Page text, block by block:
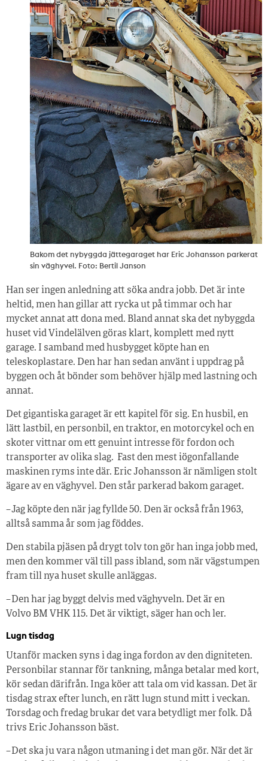
Bakom det nybyggda jättegaraget har Eric Johansson parkerat
sin väghyvel. Foto: Bertil Janson
Han ser ingen anledning att söka andra jobb. Det är inte
heltid, men han gillar att rycka ut på timmar och har
mycket annat att dona med. Bland annat ska det nybyggda
huset vid Vindelälven göras klart, komplett med nytt
garage. I samband med husbygget köpte han en
teleskoplastare. Den har han sedan använt i uppdrag på
byggen och åt bönder som behöver hjälp med lastning och
annat.
Det gigantiska garaget är ett kapitel för sig. En husbil, en
lätt lastbil, en personbil, en traktor, en motorcykel och en
skoter vittnar om ett genuint intresse för fordon och
transporter av olika slag. Fast den mest iögonfallande
maskinen ryms inte där. Eric Johansson är nämligen stolt
ägare av en väghyvel. Den står parkerad bakom garaget.
– Jag köpte den när jag fyllde 50. Den är också från 1963,
alltså samma år som jag föddes.
Den stabila pjäsen på drygt tolv ton gör han inga jobb med,
men den kommer väl till pass ibland, som när vägstumpen
fram till nya huset skulle anläggas.
– Den har jag byggt delvis med väghyveln. Det är en
Volvo BM VHK 115. Det är viktigt, säger han och ler.
Lugn tisdag
Utanför macken syns i dag inga fordon av den digniteten.
Personbilar stannar för tankning, många betalar med kort,
kör sedan därifrån. Inga köer att tala om vid kassan. Det är
tisdag strax efter lunch, en rätt lugn stund mitt i veckan.
Torsdag och fredag brukar det vara betydligt mer folk. Då
trivs Eric Johansson bäst.
– Det ska ju vara någon utmaning i det man gör. När det är